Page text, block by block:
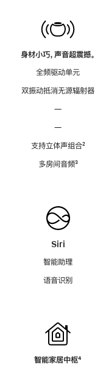
身材小巧，声音超震撼。
全频驱动单元
双振动抵消无源辐射器
—
—
支持立体声组合脚
²
多房间音频脚
³
Siri
智能助理
语音识别
智能家居中枢脚
⁴